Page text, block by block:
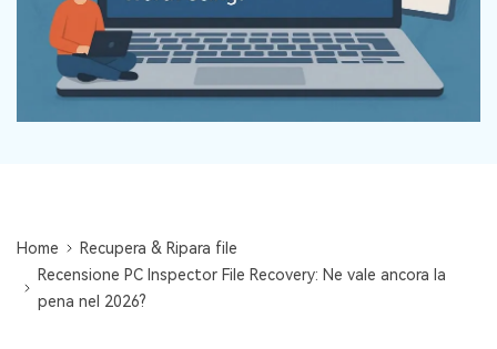
Home
Recupera & Ripara file
Recensione PC Inspector File Recovery: Ne vale ancora la
pena nel 2026?